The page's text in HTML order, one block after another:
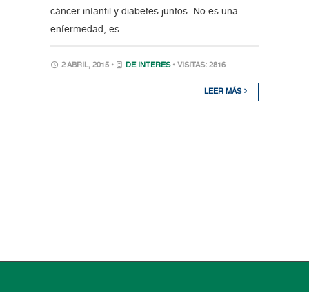
cáncer infantil y diabetes juntos. No es una
enfermedad, es
2 ABRIL, 2015 • DE INTERÉS • VISITAS: 2816
LEER MÁS